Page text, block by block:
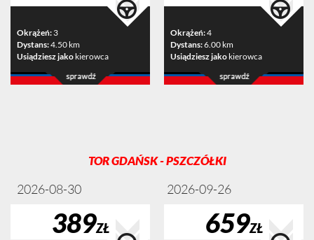
Okrążeń: 3
Dystans:4.50 km
Usiądziesz jako kierowca
Okrążeń:4
Dystans:6.00 km
Usiądziesz jako kierowca
TOR GDAŃSK - PSZCZÓŁKI
2026-08-30 2026-09-26
389ZŁ 659ZŁ